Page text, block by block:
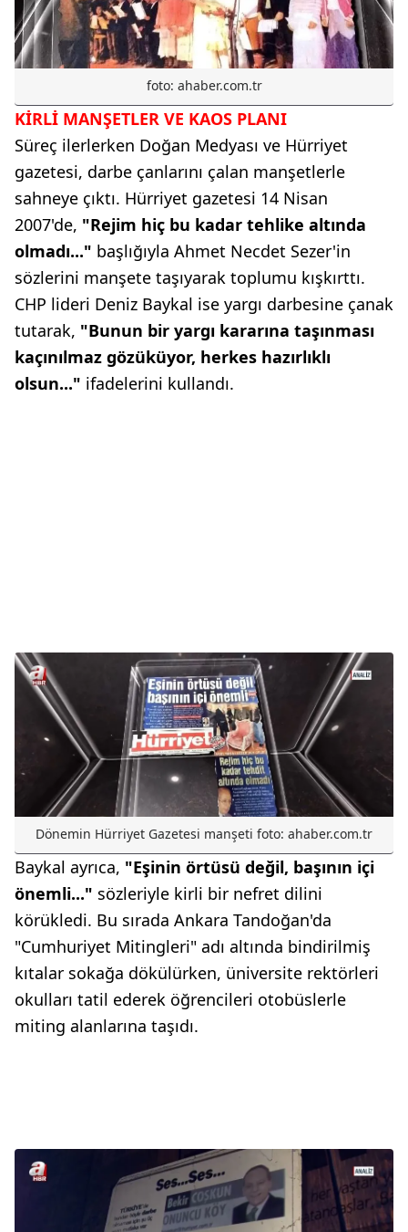
foto: ahaber.com.tr
KİRLİ MANŞETLER VE KAOS PLANI
Süreç ilerlerken Doğan Medyası ve Hürriyet
gazetesi, darbe çanlarını çalan manşetlerle
sahneye çıktı. Hürriyet gazetesi 14 Nisan
2007'de, "Rejim hiç bu kadar tehlike altında
olmadı..." başlığıyla Ahmet Necdet Sezer'in
sözlerini manşete taşıyarak toplumu kışkırttı.
CHP lideri Deniz Baykal ise yargı darbesine çanak
tutarak, "Bunun bir yargı kararına taşınması
kaçınılmaz gözüküyor, herkes hazırlıklı
olsun..." ifadelerini kullandı.
Dönemin Hürriyet Gazetesi manşeti foto: ahaber.com.tr
Baykal ayrıca, "Eşinin örtüsü değil, başının içi
önemli..." sözleriyle kirli bir nefret dilini
körükledi. Bu sırada Ankara Tandoğan'da
"Cumhuriyet Mitingleri" adı altında bindirilmiş
kıtalar sokağa dökülürken, üniversite rektörleri
okulları tatil ederek öğrencileri otobüslerle
miting alanlarına taşıdı.